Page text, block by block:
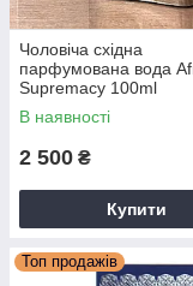
Чоловіча східна
парфумована вода
Supremacy 100ml
В наявності
2 500 ₴
Купити
Топ продажів